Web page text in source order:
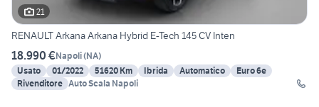
21
RENAULT Arkana Arkana Hybrid E-Tech 145 CV Inten
18.990 €Napoli(NA)
Usato
01/2022 51620 Km Ibrida Automatico
Euro 6e
Rivenditore Auto Scala Napoli